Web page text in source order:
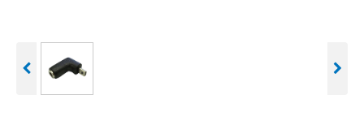
アウトレット
駐車監視セット